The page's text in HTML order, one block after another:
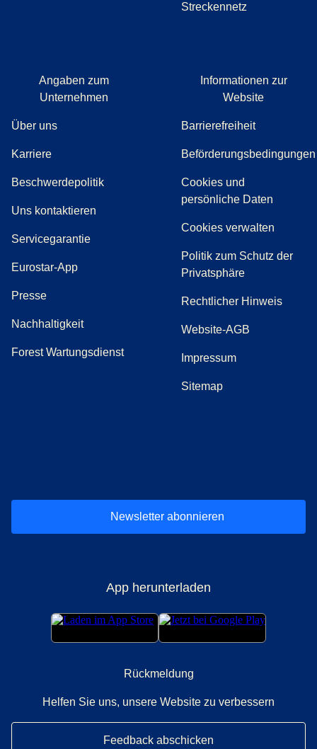
Streckennetz
Angaben zum
Unternehmen
Über uns
Karriere
Beschwerdepolitik( Öffnet einen neuen Tab )
( öffnet eine PDF)
Uns kontaktieren
Servicegarantie
Eurostar-App
Presse(
Nachhaltigkeit
Forest Wartungsdienst
Informationen zur
Website
Barrierefreiheit
Beförderungsbedingungen
Cookies und
persönliche Daten
Cookies verwalten
Politik zum Schutz der
Privatsphäre
Rechtlicher Hinweis
Website-AGB
Impressum
Sitemap
Newsletter abonnieren
App herunterladen
Rückmeldung
Helfen Sie uns, unsere Website zu verbessern
Feedback abschicken